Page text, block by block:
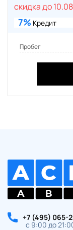
скидка до
7% Кредит
Пробег
+7 (495) 065-
с 9:00 до